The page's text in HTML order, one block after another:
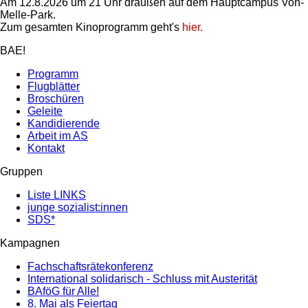
Melle-Park.
Zum gesamten Kinoprogramm geht's hier.
BAE!
Programm
Flugblätter
Broschüren
Geleite
Kandidierende
Arbeit im AS
Kontakt
Gruppen
Liste LINKS
junge sozialist:innen
SDS*
Kampagnen
Fachschaftsrätekonferenz
International solidarisch - Schluss mit Austerität
BAföG für Alle!
8. Mai als Feiertag